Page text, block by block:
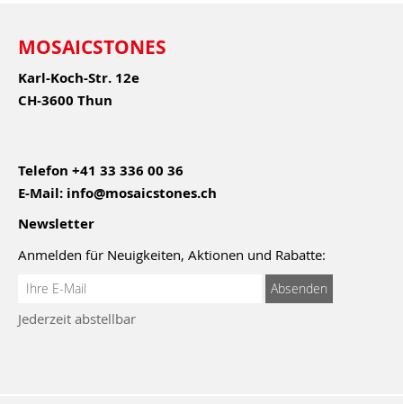
MOSAICSTONES
Karl-Koch-Str. 12e
CH-3600 Thun
Telefon +41 33 336 00 36
E-Mail: info@mosaicstones.ch
Newsletter
Anmelden für Neuigkeiten, Aktionen und Rabatte:
Anmeldung
Newsletter:
Absenden
Jederzeit abstellbar